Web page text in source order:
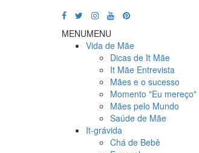
MENUMENU
Vida de Mãe
Dicas de It Mãe
It Mãe Entrevista
Mães e o sucesso
Momento "Eu mereço"
Mães pelo Mundo
Saúde de Mãe
It-grávida
Chá de Bebê